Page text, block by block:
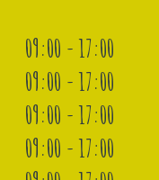
09:00 - 17:00
09:00 - 17:00
09:00 - 17:00
09:00 - 17:00